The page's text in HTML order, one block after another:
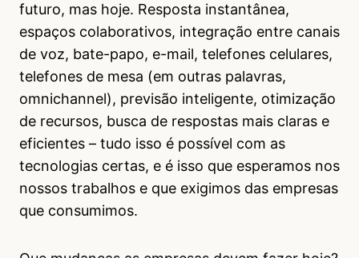
futuro, mas hoje. Resposta instantânea,
espaços colaborativos, integração entre canais
de voz, bate-papo, e-mail, telefones celulares,
telefones de mesa (em outras palavras,
omnichannel), previsão inteligente, otimização
de recursos, busca de respostas mais claras e
eficientes – tudo isso é possível com as
tecnologias certas, e é isso que esperamos nos
nossos trabalhos e que exigimos das empresas
que consumimos.